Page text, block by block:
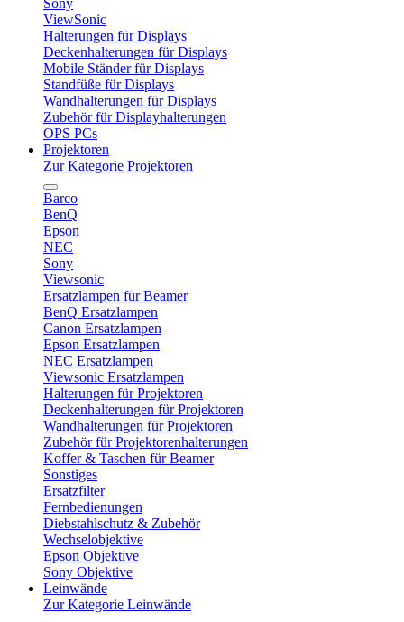
Sony
ViewSonic
Halterungen für Displays
Deckenhalterungen für Displays
Mobile Ständer für Displays
Standfüße für Displays
Wandhalterungen für Displays
Zubehör für Displayhalterungen
OPS PCs
Projektoren
Zur Kategorie Projektoren
Barco
BenQ
Epson
NEC
Sony
Viewsonic
Ersatzlampen für Beamer
BenQ Ersatzlampen
Canon Ersatzlampen
Epson Ersatzlampen
NEC Ersatzlampen
Viewsonic Ersatzlampen
Halterungen für Projektoren
Deckenhalterungen für Projektoren
Wandhalterungen für Projektoren
Zubehör für Projektorenhalterungen
Koffer & Taschen für Beamer
Sonstiges
Ersatzfilter
Fernbedienungen
Diebstahlschutz & Zubehör
Wechselobjektive
Epson Objektive
Sony Objektive
Leinwände
Zur Kategorie Leinwände